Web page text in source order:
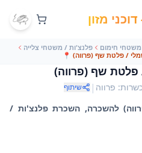
מזון
חימום
פלנצ'ות / משטחי צלייה
/ פלטת שף (פרווה) 📍
שף (פרווה)
: פרווה | שיתוף
להשכרה, השכרת פלנצ'ות /